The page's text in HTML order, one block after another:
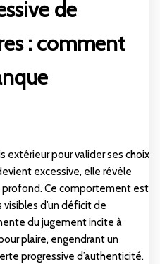
de
: comment
extérieur pour valider ses choix
excessive, elle révèle
profond. Ce comportement est
d’un déficit de
du jugement incite à
plaire, engendrant un
progressive d’authenticité.